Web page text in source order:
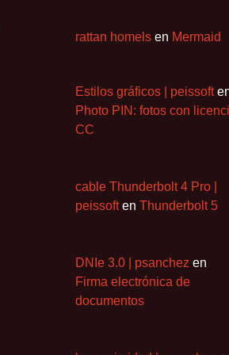
rattan homels en Mermaid
Estilos gráficos | peissoft
Photo PIN: fotos con
CC
cable Thunderbolt 4 Pro |
peissoften Thunderbolt 5
DNIe 3.0 | psanchez en
Firma electrónica de
documentos